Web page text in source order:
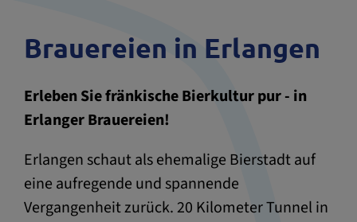
Brauereien in Erlangen
Erleben Sie fränkische Bierkultur pur - in
Erlanger Brauereien!
Erlangen schaut als ehemalige Bierstadt auf
eine aufregende und spannende
Vergangenheit zurück. 20 Kilometer Tunnel in